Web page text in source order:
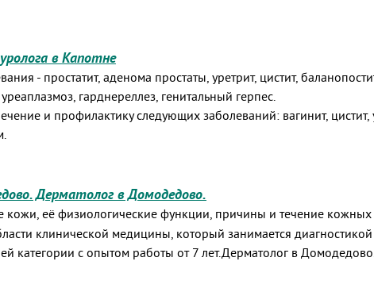
в Капотне
- простатит, аденома простаты, уретрит, цистит,
гарднереллез, генитальный герпес.
и профилактику следующих заболеваний: вагинит, цистит,
Дерматолог в Домодедово.
кожи, её физиологические функции, причины и течение
клинической медицины, который занимается
категории с опытом работы от 7 лет.Дерматолог в